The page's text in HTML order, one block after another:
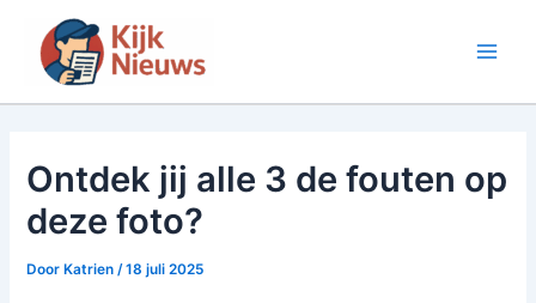
inhoud
Ontdek jij alle 3 de fouten op
deze foto?
Door Katrien/18 juli 2025